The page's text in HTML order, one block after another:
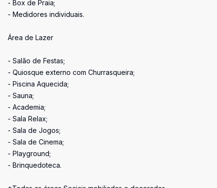
- Box de Praia;
- Medidores individuais.
Área de Lazer
- Salão de Festas;
- Quiosque externo com Churrasqueira;
- Piscina Aquecida;
- Sauna;
- Academia;
- Sala Relax;
- Sala de Jogos;
- Sala de Cinema;
- Playground;
- Brinquedoteca.